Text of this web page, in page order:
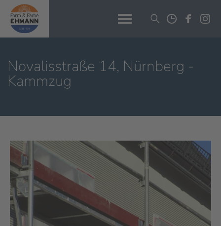
Novalisstraße 14, Nürnberg -
Kammzug